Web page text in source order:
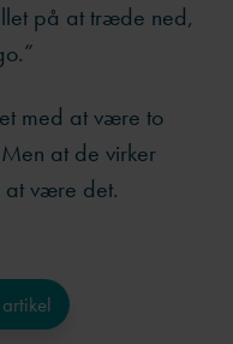
på at træde ned,
med at være to
at de virker
være det.